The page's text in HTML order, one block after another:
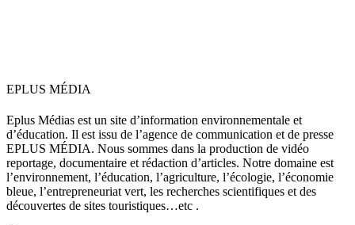
EPLUS MÉDIA
Eplus Médias est un site d’information environnementale et
d’éducation. Il est issu de l’agence de communication et de presse
EPLUS MÉDIA. Nous sommes dans la production de vidéo
reportage, documentaire et rédaction d’articles. Notre domaine est
l’environnement, l’éducation, l’agriculture, l’écologie, l’économie
bleue, l’entrepreneuriat vert, les recherches scientifiques et des
découvertes de sites touristiques…etc .